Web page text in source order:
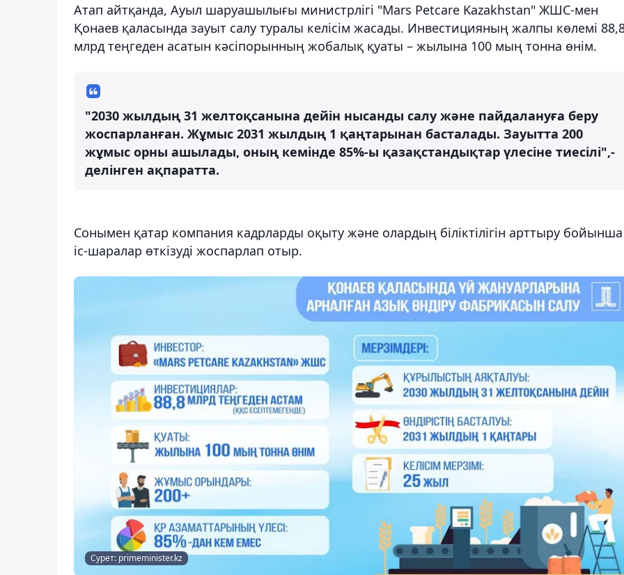
Атап айтқанда, Ауыл шаруашылығы министрлігі "Mars Petcare Kazakhstan" ЖШС-мен
Қонаев қаласында зауыт салу туралы келісім жасады. Инвестицияның жалпы көлемі
млрд теңгеден асатын кәсіпорынның жобалық қуаты – жылына 100 мың тонна өнім.
"2030 жылдың 31 желтоқсанына дейін нысанды салу және пайдалануға беру
жоспарланған. Жұмыс 2031 жылдың 1 қаңтарынан басталады. Зауытта 200
жұмыс орны ашылады, оның кемінде 85%-ы қазақстандықтар үлесіне тиесілі",-
делінген ақпаратта.
Сонымен қатар компания кадрларды оқыту және олардың біліктілігін арттыру бойынша
іс-шаралар өткізуді жоспарлап отыр.
Сурет: primeminister.kz